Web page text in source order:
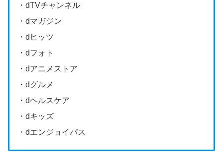
・dTVチャンネル
・dマガジン
・dヒッツ
・dフォト
・dアニメストア
・dグルメ
・dヘルスケア
・dキッズ
・dエンジョイパス